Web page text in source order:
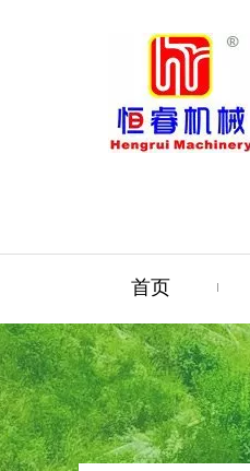
首页